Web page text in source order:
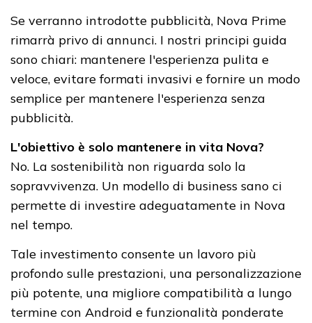
Se verranno introdotte pubblicità, Nova Prime
rimarrà privo di annunci. I nostri principi guida
sono chiari: mantenere l'esperienza pulita e
veloce, evitare formati invasivi e fornire un modo
semplice per mantenere l'esperienza senza
pubblicità.
L'obiettivo è solo mantenere in vita Nova?
No. La sostenibilità non riguarda solo la
sopravvivenza. Un modello di business sano ci
permette di investire adeguatamente in Nova
nel tempo.
Tale investimento consente un lavoro più
profondo sulle prestazioni, una personalizzazione
più potente, una migliore compatibilità a lungo
termine con Android e funzionalità ponderate